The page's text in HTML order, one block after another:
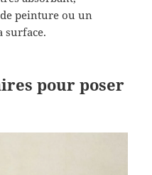
peinture ou un
surface.
pour poser